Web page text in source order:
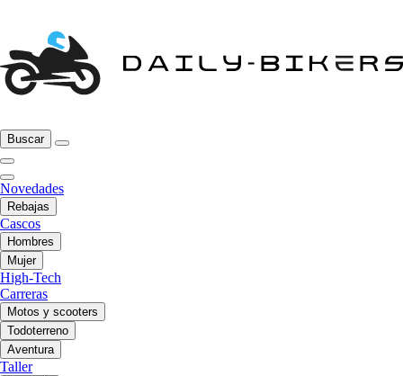
Buscar
Novedades
Rebajas
Cascos
Hombres
Mujer
High-Tech
Carreras
Motos y scooters
Todoterreno
Aventura
Taller